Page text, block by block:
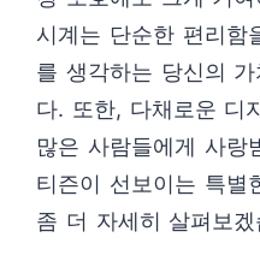
시계는 단순한 편리함
를 생각하는 당신의
다. 또한, 다채로운 디
많은 사람들에게 사랑
티즌이 선보이는 특별
좀 더 자세히 살펴보겠